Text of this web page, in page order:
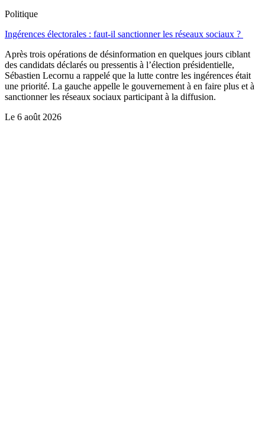
Politique
Ingérences électorales : faut-il sanctionner les réseaux sociaux ?
Après trois opérations de désinformation en quelques jours ciblant
des candidats déclarés ou pressentis à l’élection présidentielle,
Sébastien Lecornu a rappelé que la lutte contre les ingérences était
une priorité. La gauche appelle le gouvernement à en faire plus et à
sanctionner les réseaux sociaux participant à la diffusion.
Le 6 août 2026